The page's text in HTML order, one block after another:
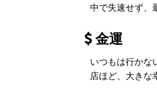
中で失速せず、
金運
いつもは行かな
店ほど、大きな